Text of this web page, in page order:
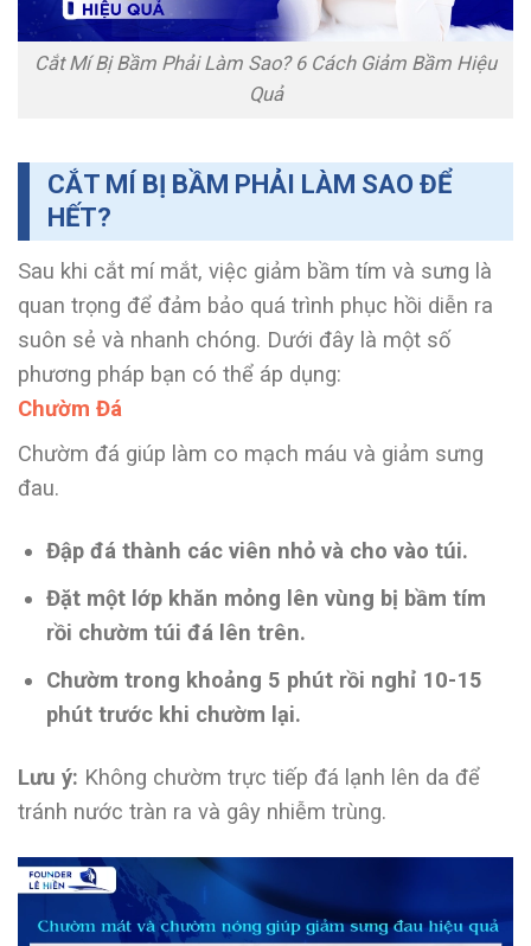
Cắt Mí Bị Bầm Phải Làm Sao? 6 Cách Giảm Bầm Hiệu
Quả
CẮT MÍ BỊ BẦM PHẢI LÀM SAO ĐỂ
HẾT?
Sau khi cắt mí mắt, việc giảm bầm tím và sưng là
quan trọng để đảm bảo quá trình phục hồi diễn ra
suôn sẻ và nhanh chóng. Dưới đây là một số
phương pháp bạn có thể áp dụng:
Chườm Đá
Chườm đá giúp làm co mạch máu và giảm sưng
đau.
Đập đá thành các viên nhỏ và cho vào túi.
Đặt một lớp khăn mỏng lên vùng bị bầm tím
rồi chườm túi đá lên trên.
Chườm trong khoảng 5 phút rồi nghỉ 10-15
phút trước khi chườm lại.
Lưu ý: Không chườm trực tiếp đá lạnh lên da để
tránh nước tràn ra và gây nhiễm trùng.